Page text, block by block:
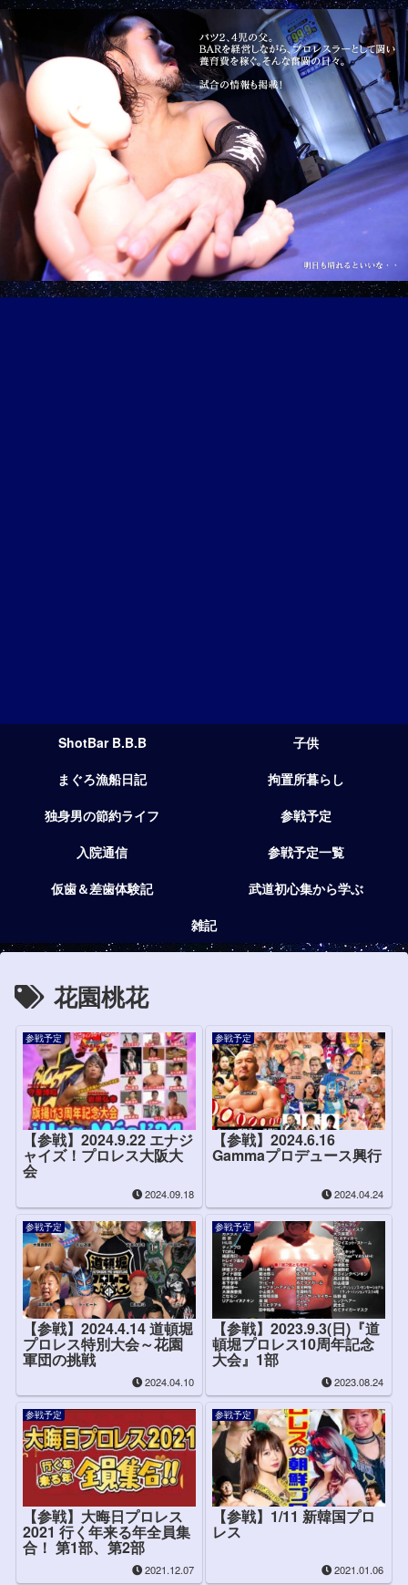
ShotBar B.B.B
子供
まぐろ漁船日記
拘置所暮らし
独身男の節約ライフ
参戦予定
入院通信
参戦予定一覧
仮歯＆差歯体験記
武道初心集から学ぶ
雑記
花園桃花
参戦予定
【参戦】2024.9.22 エナジ
ャイズ！プロレス大阪大
会
2024.09.18
参戦予定
【参戦】2024.6.16
Gammaプロデュース興行
2024.04.24
参戦予定
【参戦】2024.4.14 道頓堀
プロレス特別大会～花園
軍団の挑戦
2024.04.10
参戦予定
【参戦】2023.9.3(日)『道
頓堀プロレス10周年記念
大会』1部
2023.08.24
参戦予定
【参戦】大晦日プロレス
2021 行く年来る年全員集
合！ 第1部、第2部
2021.12.07
参戦予定
【参戦】1/11 新韓国プロ
レス
2021.01.06